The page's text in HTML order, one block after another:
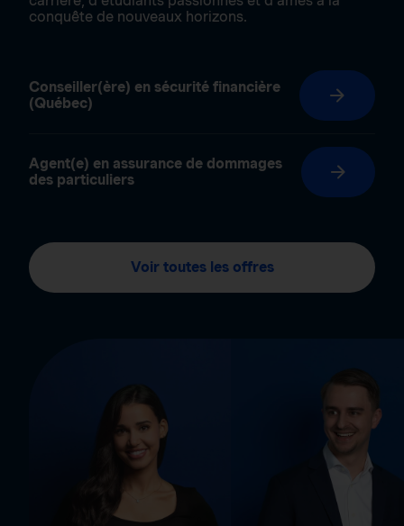
conquête de nouveaux horizons.
Conseiller(ère) en sécurité financière
(Québec)
Agent(e) en assurance de dommages
des particuliers
Voir toutes les offres